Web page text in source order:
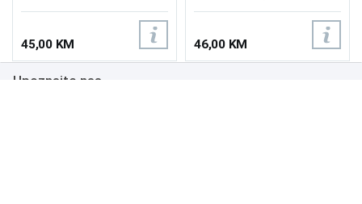
fatigue, Quick-change DPI
(800/1200/1600/2400),
Advanced gaming sensor
for accurate gaming
45,00 KM
10m, Connect / Power: Yes,
on/off switch, Scroll Wheel:
Yes
46,00 KM
Upoznajte nas